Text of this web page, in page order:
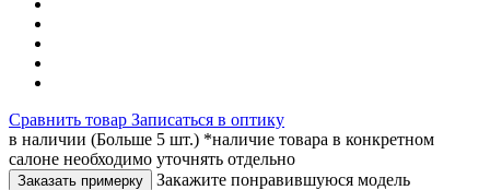
Сравнить товар Записаться в оптику
в наличии (Больше 5 шт.) *наличие товара в конкретном
салоне необходимо уточнять отдельно
Заказать примерку
Закажите понравившуюся модель